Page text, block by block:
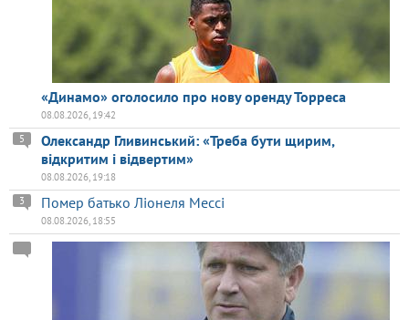
«Динамо» оголосило про нову оренду Торреса
08.08.2026, 19:42
Олександр Гливинський: «Треба бути щирим,
відкритим і відвертим»
5
08.08.2026, 19:18
Помер батько Ліонеля Мессі
3
08.08.2026, 18:55